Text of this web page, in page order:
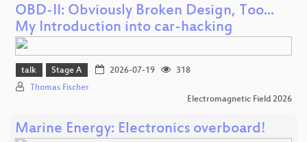
OBD-II: Obviously Broken Design, Too...
My Introduction into car-hacking
talk Stage A 2026-07-19
318
Thomas Fischer
Electromagnetic Field 2026
Marine Energy: Electronics overboard!